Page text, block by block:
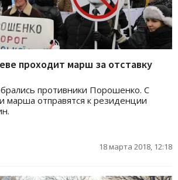
проходит марш за отставку
противники Порошенко. С
марша отправятся к резиденции
18 марта 2018, 12:18